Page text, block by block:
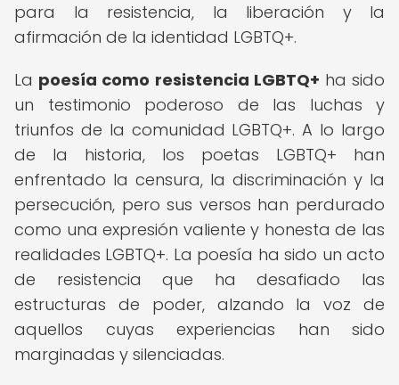
para la resistencia, la liberación y la
afirmación de la identidad LGBTQ+.
La poesía como resistencia LGBTQ+ ha sido
un testimonio poderoso de las luchas y
triunfos de la comunidad LGBTQ+. A lo largo
de la historia, los poetas LGBTQ+ han
enfrentado la censura, la discriminación y la
persecución, pero sus versos han perdurado
como una expresión valiente y honesta de las
realidades LGBTQ+. La poesía ha sido un acto
de resistencia que ha desafiado las
estructuras de poder, alzando la voz de
aquellos cuyas experiencias han sido
marginadas y silenciadas.